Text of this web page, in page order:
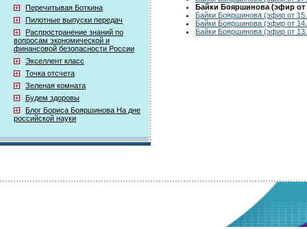
Перечитывая Боткина
Пилотные выпуски передач
Распространение знаний по
вопросам экономической и
финансовой безопасности России
Экселлент класс
Точка отсчета
Зеленая комната
Будем здоровы
Блог Бориса Бояршинова На дне
российской науки
Байки Бояршинова (эфир от
Байки Бояршинова (эфир от
Байки Бояршинова (эфир от
Байки Бояршинова (эфир от